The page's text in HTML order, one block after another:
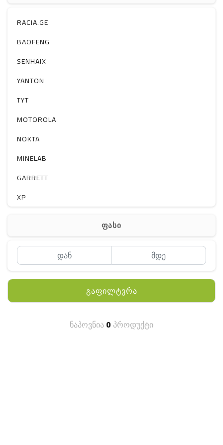
ელ. მოწყობილობები
მაგნიტი
სხვა
RACIA.GE
BAOFENG
SENHAIX
YANTON
TYT
MOTOROLA
NOKTA
MINELAB
GARRETT
XP
QYT
ფასი
გაფილტვრა
ნაპოვნია0 პროდუქტი